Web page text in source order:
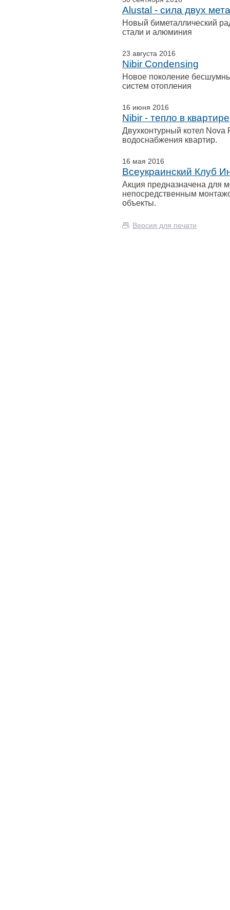
Alustal - сила двух
Новый биметаллический
стали и алюминия
23 августа 2016
Nibir Condensing
Новое поколение
систем отопления
16 июня 2016
Nibir - тепло в квартире
Двухконтурный котел Nova
водоснабжения квартир.
16 мая 2016
Всеукраинский Клуб
Акция предназначена для
непосредственным
объекты.
Версия для печати